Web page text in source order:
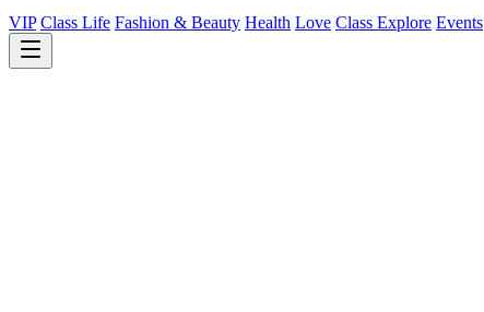
VIP Class Life Fashion & Beauty Health Love Class Explore Events